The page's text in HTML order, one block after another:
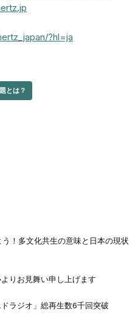
?hl=ja
とは？
！多文化共生の意味と日本の現状
りお見舞い申し上げます
ラジオ」総再生数6千回突破